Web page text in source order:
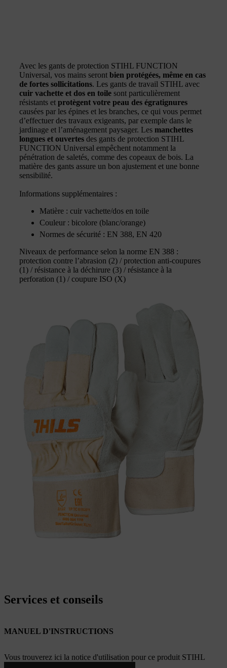
Avec les gants de protection STIHL FUNCTION
Universal, vos mains seront bien protégées, même en cas
de fortes sollicitations. Les gants de travail STIHL avec
cuir vachette et dos en toile sont particulièrement
résistants et protègent votre peau des égratignures
causées par les épines et les branches, ce qui vous permet
d’effectuer des travaux exigeants, par exemple dans le
jardinage et l’aménagement paysager. Les manchettes
longues et ouvertes des gants de protection STIHL
FUNCTION Universal empêchent notamment la
pénétration de saletés, comme des copeaux de bois. La
matière des gants assure un bon ajustement et une bonne
sensibilité.
Informations supplémentaires :
Matière : cuir vachette/dos en toile
Couleur : bicolore (blanc/orange)
Normes de sécurité : EN 388, EN 420
Niveaux de performance selon la norme EN 388 :
protection contre l’abrasion (2) / protection anti-coupures
(1) / résistance à la déchirure (3) / résistance à la
perforation (1) / coupure ISO (X)
Services et conseils
MANUEL D'INSTRUCTIONS
Vous trouverez ici la notice d'utilisation pour ce produit STIHL